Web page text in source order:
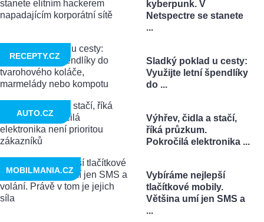
kyberpunk. V
Netspectre se stanete
...
Sladký poklad u cesty:
Využijte letní špendlíky
do ...
RECEPTY.CZ
Výhřev, čidla a stačí,
říká průzkum.
Pokročilá elektronika ...
AUTO.CZ
Vybíráme nejlepší
tlačítkové mobily.
Většina umí jen SMS a
...
MOBILMANIA.CZ